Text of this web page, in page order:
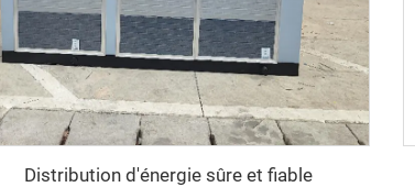
Distribution d'énergie sûre et fiable